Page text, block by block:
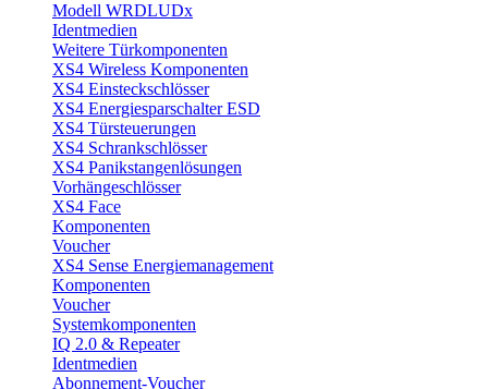
Modell WRDLUDx
Identmedien
Weitere Türkomponenten
XS4 Wireless Komponenten
XS4 Einsteckschlösser
XS4 Energiesparschalter ESD
XS4 Türsteuerungen
XS4 Schrankschlösser
XS4 Panikstangenlösungen
Vorhängeschlösser
XS4 Face
Komponenten
Voucher
XS4 Sense Energiemanagement
Komponenten
Voucher
Systemkomponenten
IQ 2.0 & Repeater
Identmedien
Abonnement-Voucher